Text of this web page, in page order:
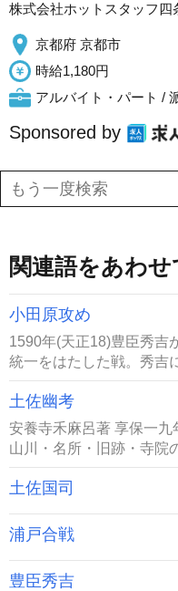
株式会社ホットスタッフ四
京都府 京都市
時給1,180円
アルバイト・パート /
Sponsored by
関連語をあわせ
小田原攻め
1590年(天正18)豊臣秀吉
統一をはたした戦。秀吉
土佐幽考
安養寺禾麻呂著 享保一九
山川・名所・旧跡・寺院
土佐国司
浦戸合戦
豊臣秀吉